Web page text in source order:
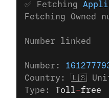
✅ Fetching
Fetching Owned
Number linked
Number:
Country: 🇺🇸
Type: Toll-free